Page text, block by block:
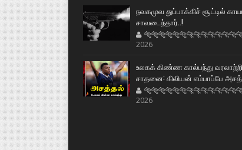
நவகமுவ துப்பாக்கிச் சூட்டில்
சாவடைந்தார்..!
2026
உலகக் கிண்ண கால்பந்து
சாதனை: கிலியன் எம்பாப்பே
2026